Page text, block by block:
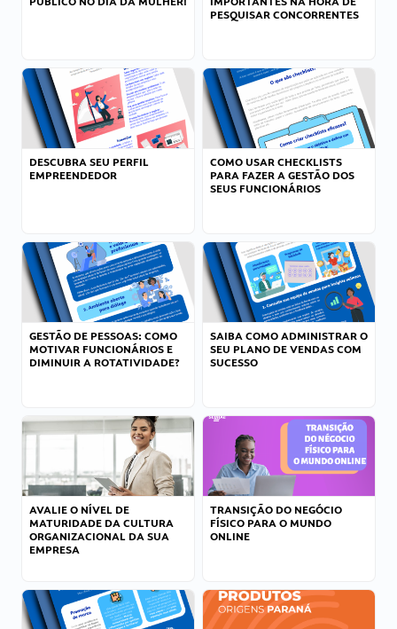
PESQUISAR CONCORRENTES
DESCUBRA SEU PERFIL
EMPREENDEDOR
COMO USAR CHECKLISTS
PARA FAZER A GESTÃO DOS
SEUS FUNCIONÁRIOS
GESTÃO DE PESSOAS: COMO
MOTIVAR FUNCIONÁRIOS E
DIMINUIR A ROTATIVIDADE?
SAIBA COMO ADMINISTRAR O
SEU PLANO DE VENDAS COM
SUCESSO
AVALIE O NÍVEL DE
MATURIDADE DA CULTURA
ORGANIZACIONAL DA SUA
EMPRESA
TRANSIÇÃO DO NEGÓCIO
FÍSICO PARA O MUNDO
ONLINE